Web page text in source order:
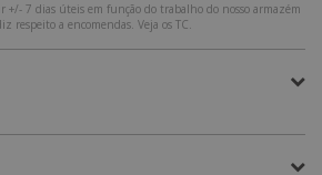
+/- 7 dias úteis em função do trabalho do nosso armazém
respeito a encomendas. Veja os TC.